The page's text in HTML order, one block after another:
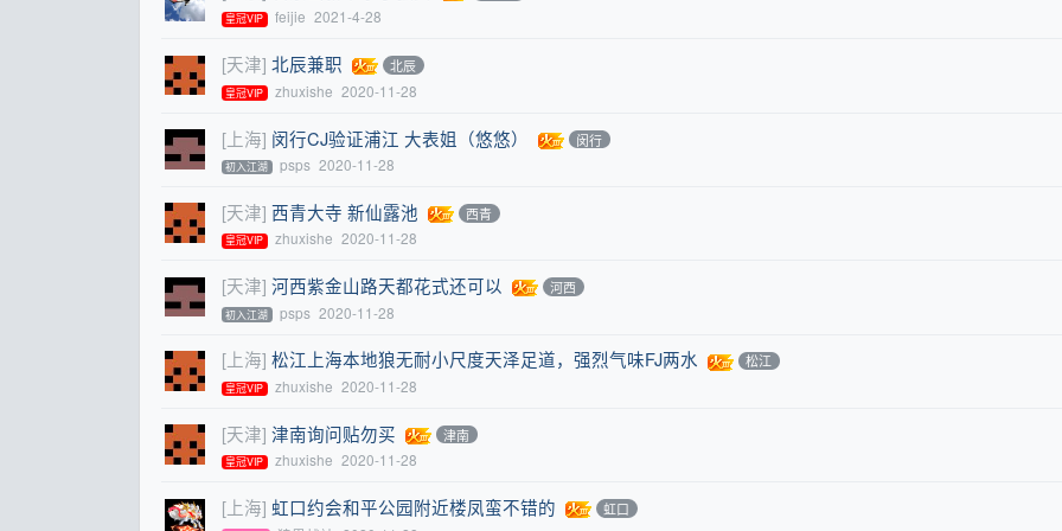
皇冠VIP feijie 2021-4-28
[天津] 北辰兼职 北辰
皇冠VIP zhuxishe 2020-11-28
[上海] 闵行CJ验证浦江 大表姐（悠悠） 闵行
初入江湖 psps 2020-11-28
[天津] 西青大寺 新仙露池 西青
皇冠VIP zhuxishe 2020-11-28
[天津] 河西紫金山路天都花式还可以 河西
初入江湖 psps 2020-11-28
[上海] 松江上海本地狼无耐小尺度天泽足道，强烈气味FJ两水 松江
皇冠VIP zhuxishe 2020-11-28
[天津] 津南询问贴勿买 津南
皇冠VIP zhuxishe 2020-11-28
[上海] 虹口约会和平公园附近楼凤蛮不错的 虹口